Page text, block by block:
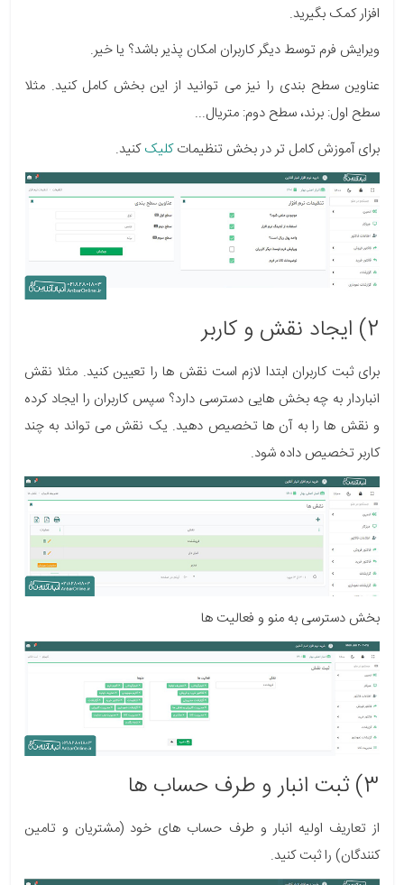
افزار کمک بگیرید.
ویرایش فرم توسط دیگر کاربران امکان پذیر باشد؟ یا خیر.
عناوین سطح بندی را نیز می توانید از این بخش کامل کنید. مثلا
سطح اول: برند، سطح دوم: متریال...
برای آموزش کامل تر در بخش تنظیماتکلیککنید.
2) ایجاد نقش و کاربر
برای ثبت کاربران ابتدا لازم است نقش ها را تعیین کنید. مثلا نقش
انباردار به چه بخش هایی دسترسی دارد؟ سپس کاربران را ایجاد کرده
و نقش ها را به آن ها تخصیص دهید. یک نقش می تواند به چند
کاربر تخصیص داده شود.
بخش دسترسی به منو و فعالیت ها
3) ثبت انبار و طرف حساب ها
از تعاریف اولیه انبارو طرف حساب های خود (مشتریان و تامین
کنندگان) را ثبت کنید.